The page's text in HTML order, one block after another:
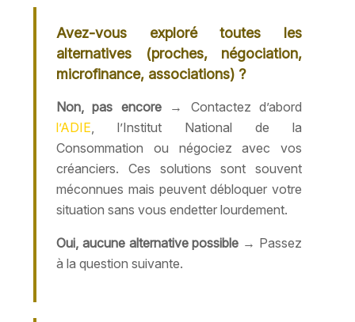
Avez-vous exploré toutes les
alternatives (proches, négociation,
microfinance, associations) ?
Non, pas encore→ Contactez d’abord
l’ADIE, l’Institut National de la
Consommation ou négociez avec vos
créanciers. Ces solutions sont souvent
méconnues mais peuvent débloquer votre
situation sans vous endetter lourdement.
Oui, aucune alternative possible → Passez
à la question suivante.